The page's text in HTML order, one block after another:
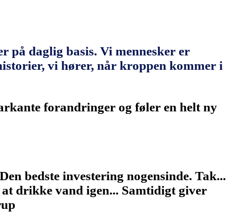
på daglig basis. Vi mennesker er
vi hører, når kroppen kommer i
forandringer og føler en helt ny
bedste investering nogensinde. Tak...
drikke vand igen... Samtidigt giver